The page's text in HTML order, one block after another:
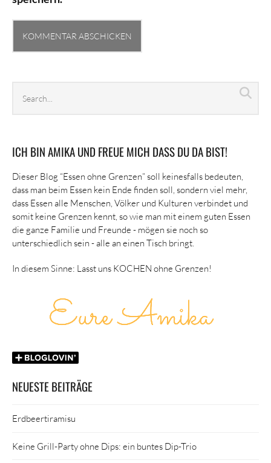
archives
ICH BIN AMIKA UND FREUE MICH DASS DU DA BIST!
Dieser Blog “Essen ohne Grenzen” soll keinesfalls bedeuten,
dass man beim Essen kein Ende finden soll, sondern viel mehr,
dass Essen alle Menschen, Völker und Kulturen verbindet und
somit keine Grenzen kennt, so wie man mit einem guten Essen
die ganze Familie und Freunde - mögen sie noch so
unterschiedlich sein - alle an einen Tisch bringt.
In diesem Sinne: Lasst uns KOCHEN ohne Grenzen!
NEUESTE BEITRÄGE
Erdbeertiramisu
Keine Grill-Party ohne Dips: ein buntes Dip-Trio